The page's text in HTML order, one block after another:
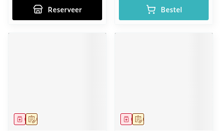
Reserveer Bestel
Op voorschrift
Geneesmiddel Op voorschrift
Geneesmiddel